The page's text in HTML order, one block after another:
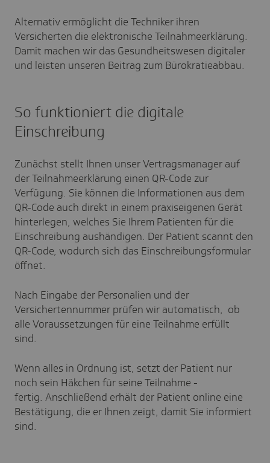
Alternativ ermöglicht die Techniker ihren
Versicherten die elektronische Teilnahmeerklärung.
Damit machen wir das Gesundheitswesen digitaler
und leisten unseren Beitrag zum Bürokratieabbau.
So funktioniert die digitale
Einschreibung
Zunächst stellt Ihnen unser Vertragsmanager auf
der Teilnahmeerklärung einen QR-Code zur
Verfügung. Sie können die Informationen aus dem
QR-Code auch direkt in einem praxiseigenen Gerät
hinterlegen, welches Sie Ihrem Patienten für die
Einschreibung aushändigen. Der Patient scannt den
QR-Code, wodurch sich das Einschreibungsformular
öffnet.
Nach Eingabe der Personalien und der
Versichertennummer prüfen wir automatisch, ob
alle Voraussetzungen für eine Teilnahme erfüllt
sind.
Wenn alles in Ordnung ist, setzt der Patient nur
noch sein Häkchen für seine Teilnahme -
fertig. Anschließend erhält der Patient online eine
Bestätigung, die er Ihnen zeigt, damit Sie informiert
sind.